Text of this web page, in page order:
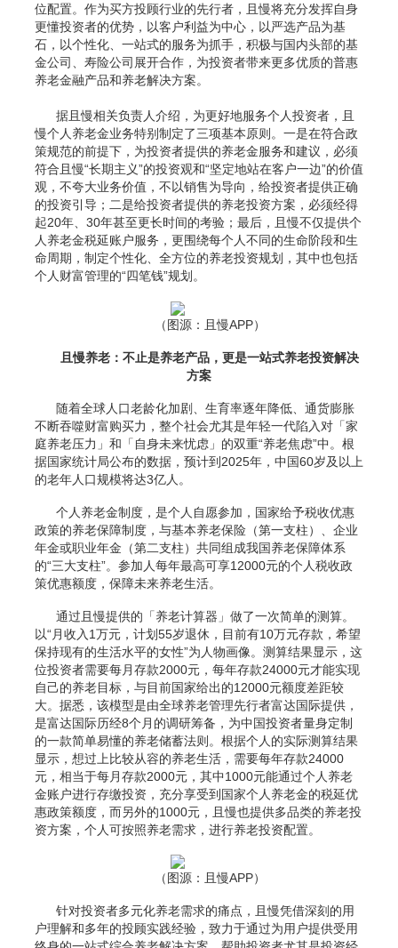
位配置。作为买方投顾行业的先行者，且慢将充分发挥自身
更懂投资者的优势，以客户利益为中心，以严选产品为基
石，以个性化、一站式的服务为抓手，积极与国内头部的基
金公司、寿险公司展开合作，为投资者带来更多优质的普惠
养老金融产品和养老解决方案。
据且慢相关负责人介绍，为更好地服务个人投资者，且
慢个人养老金业务特别制定了三项基本原则。一是在符合政
策规范的前提下，为投资者提供的养老金服务和建议，必须
符合且慢“长期主义”的投资观和“坚定地站在客户一边”的价值
观，不夸大业务价值，不以销售为导向，给投资者提供正确
的投资引导；二是给投资者提供的养老投资方案，必须经得
起20年、30年甚至更长时间的考验；最后，且慢不仅提供个
人养老金税延账户服务，更围绕每个人不同的生命阶段和生
命周期，制定个性化、全方位的养老投资规划，其中也包括
个人财富管理的“四笔钱”规划。
（图源：且慢APP）
且慢养老：不止是养老产品，更是一站式养老投资解决
方案
随着全球人口老龄化加剧、生育率逐年降低、通货膨胀
不断吞噬财富购买力，整个社会尤其是年轻一代陷入对「家
庭养老压力」和「自身未来忧虑」的双重“养老焦虑”中。根
据国家统计局公布的数据，预计到2025年，中国60岁及以上
的老年人口规模将达3亿人。
个人养老金制度，是个人自愿参加，国家给予税收优惠
政策的养老保障制度，与基本养老保险（第一支柱）、企业
年金或职业年金（第二支柱）共同组成我国养老保障体系
的“三大支柱”。参加人每年最高可享12000元的个人税收政
策优惠额度，保障未来养老生活。
通过且慢提供的「养老计算器」做了一次简单的测算。
以“月收入1万元，计划55岁退休，目前有10万元存款，希望
保持现有的生活水平的女性”为人物画像。测算结果显示，这
位投资者需要每月存款2000元，每年存款24000元才能实现
自己的养老目标，与目前国家给出的12000元额度差距较
大。据悉，该模型是由全球养老管理先行者富达国际提供，
是富达国际历经8个月的调研筹备，为中国投资者量身定制
的一款简单易懂的养老储蓄法则。根据个人的实际测算结果
显示，想过上比较从容的养老生活，需要每年存款24000
元，相当于每月存款2000元，其中1000元能通过个人养老
金账户进行存缴投资，充分享受到国家个人养老金的税延优
惠政策额度，而另外的1000元，且慢也提供多品类的养老投
资方案，个人可按照养老需求，进行养老投资配置。
（图源：且慢APP）
针对投资者多元化养老需求的痛点，且慢凭借深刻的用
户理解和多年的投顾实践经验，致力于通过为用户提供受用